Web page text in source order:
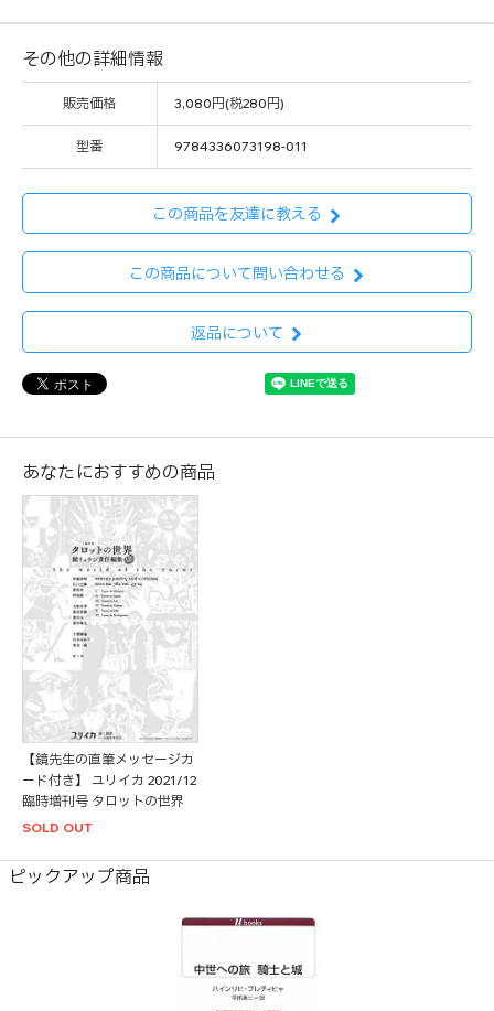
その他の詳細情報
販売価格 3,080円(税280円)
型番 9784336073198-011
この商品を友達に教える
この商品について問い合わせる
返品について
あなたにおすすめの商品
【鏡先生の直筆メッセージカ
ード付き】 ユリイカ 2021/12
臨時増刊号 タロットの世界
SOLD OUT
ピックアップ商品